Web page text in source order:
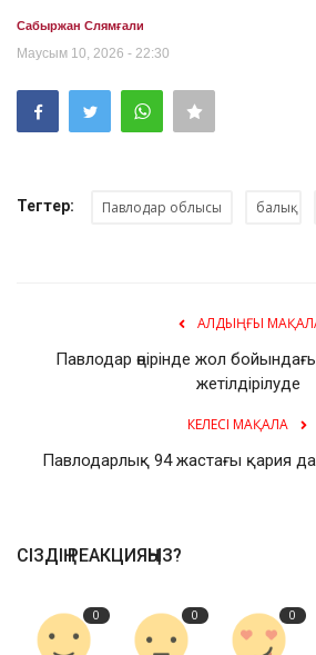
Сабыржан Слямғали
Маусым 10, 2026 - 22:30
Тегтер: Павлодар облысы балық
АЛДЫҢҒЫ
Павлодар өңірінде жол
жетілдірілуде
КЕЛЕСІ МАҚАЛА
Павлодарлық 94 жастағы қария
СІЗДІҢ РЕАКЦИЯҢЫЗ?
0 0 0